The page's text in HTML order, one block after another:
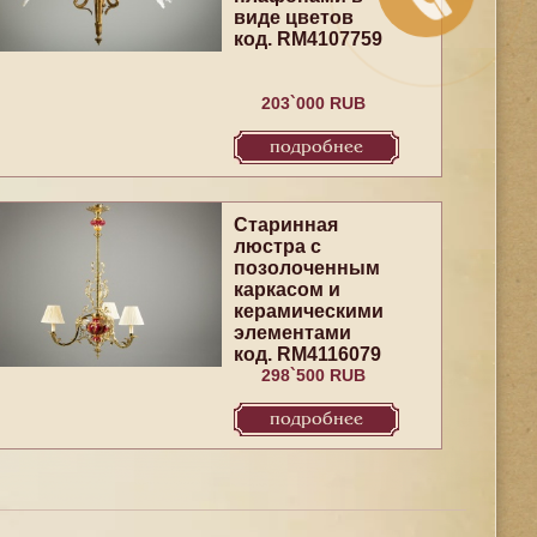
виде цветов
код. RM4107759
203`000 RUB
подробнее
Старинная
люстра с
позолоченным
каркасом и
керамическими
элементами
код. RM4116079
298`500 RUB
подробнее